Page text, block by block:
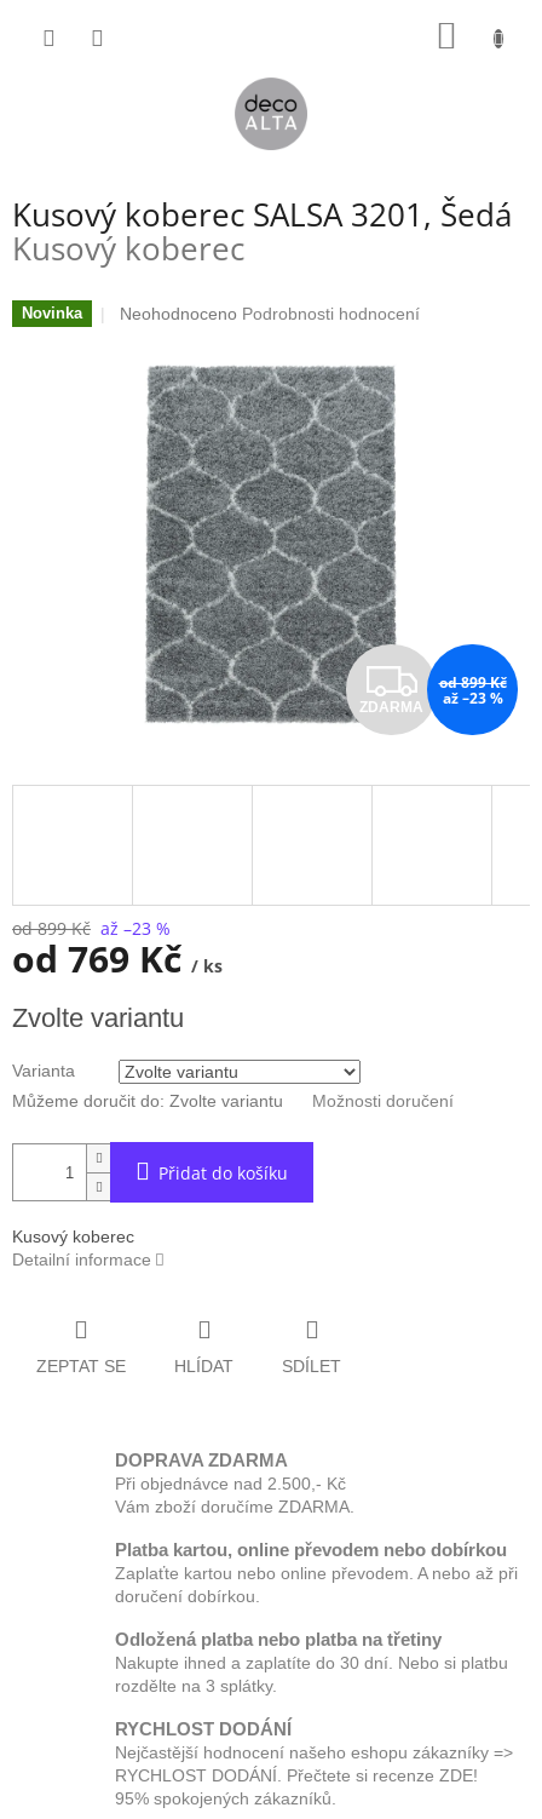
Kusový koberec SALSA 3201, Šedá
Kusový koberec
Novinka
Průměrné
hvězdiček.
Neohodnoceno Podrobnosti hodnocení
Z
D
A
ZDARMA
od 899 Kč
až –23 %
od 899 Kč až –23 %
od 769 Kč / ks
cena:
Zvolte variantu
Varianta
Můžeme doručit do: Zvolte variantu Možnosti doručení
Přidat do košíku
Kusový koberec
Detailní informace
ZEPTAT SE HLÍDAT SDÍLET
DOPRAVA ZDARMA
Při objednávce nad 2.500,- Kč
Vám zboží doručíme ZDARMA.
Platba kartou, online převodem nebo dobírkou
Zaplaťte kartou nebo online převodem. A nebo až při
doručení dobírkou.
Odložená platba nebo platba na třetiny
Nakupte ihned a zaplatíte do 30 dní. Nebo si platbu
rozdělte na 3 splátky.
RYCHLOST DODÁNÍ
Nejčastější hodnocení našeho eshopu zákazníky =>
RYCHLOST DODÁNÍ. Přečtete si recenze ZDE!
95% spokojených zákazníků.